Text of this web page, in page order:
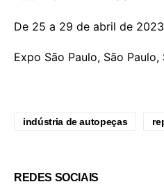
De 25 a 29 de abril de 2023
Expo São Paulo, São Paulo,
indústria de autopeças
REDES SOCIAIS